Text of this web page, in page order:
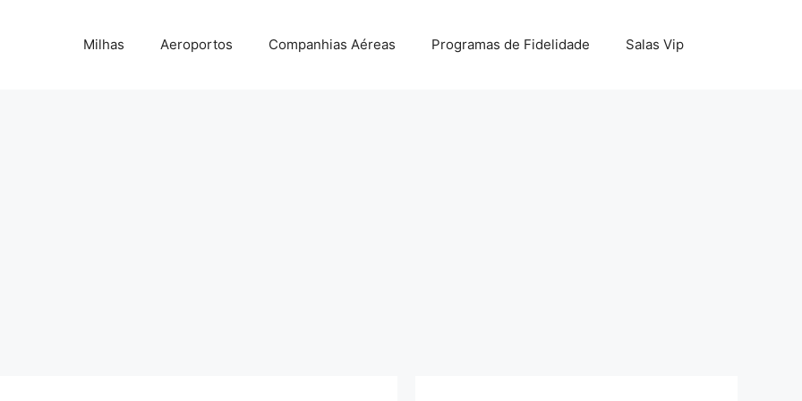
Milhas Aeroportos Companhias Aéreas Programas de Fidelidade Salas Vip